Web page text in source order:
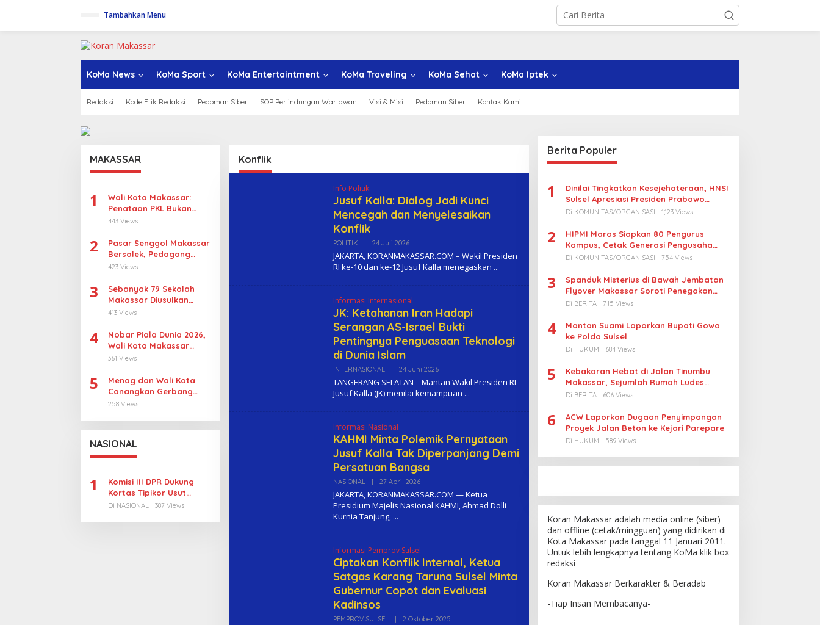
Tambahkan Menu
KoMa News KoMa Sport KoMa Entertaintment KoMa Traveling KoMa Sehat KoMa Iptek
Redaksi Kode Etik Redaksi Pedoman Siber SOP Perlindungan Wartawan Visi & Misi Pedoman Siber Kontak Kami
MAKASSAR
1
Wali Kota Makassar:
Penataan PKL Bukan
Penggusuran
443 Views
2
Pasar Senggol Makassar
Bersolek, Pedagang
Gotong Royong
423 Views
3
Sebanyak 79 Sekolah
Makassar Diusulkan
Revitalisasi, Pulau
Prioritas
413 Views
4
Nobar Piala Dunia 2026,
Wali Kota Makassar
Dorong UMKM Tumbuh di
361 Views
5
Menag dan Wali Kota
Canangkan Gerbang
Moderasi di Makassar
258 Views
NASIONAL
1
Komisi III DPR Dukung
Kortas Tipikor Usut
Tuntas Dugaan Korupsi
Di NASIONAL 387 Views
Konflik
Info Politik
Jusuf Kalla: Dialog Jadi Kunci
Mencegah dan Menyelesaikan
Konflik
POLITIK | 24 Juli 2026O
E
H
O
A
JAKARTA, KORANMAKASSAR.COM – Wakil Presiden
RI ke-10 dan ke-12 Jusuf Kalla menegaskan
Informasi Internasional
JK: Ketahanan Iran Hadapi
Serangan AS-Israel Bukti
Pentingnya Penguasaan Teknologi
di Dunia Islam
INTERNASIONAL | 24 Juni 2026O
E
H
O
TANGERANG SELATAN – Mantan Wakil Presiden RI
Jusuf Kalla (JK) menilai kemampuan
Informasi Nasional
KAHMI Minta Polemik Pernyataan
Jusuf Kalla Tak Diperpanjang Demi
Persatuan Bangsa
NASIONAL | 27 April 2026O
E
H
JAKARTA, KORANMAKASSAR.COM — Ketua
Presidium Majelis Nasional KAHMI, Ahmad Dolli
Kurnia Tanjung,
Informasi Pemprov Sulsel
Ciptakan Konflik Internal, Ketua
Satgas Karang Taruna Sulsel Minta
Gubernur Copot dan Evaluasi
Kadinsos
PEMPROV SULSEL | 2 Oktober 2025
Berita Populer
1
Dinilai Tingkatkan Kesejehateraan, HNSI
Sulsel Apresiasi Presiden Prabowo
Turunkan Harga BBM Nelayan
Di KOMUNITAS/ORGANISASI 1,123 Views
2
HIPMI Maros Siapkan 80 Pengurus
Kampus, Cetak Generasi Pengusaha
Muda
Di KOMUNITAS/ORGANISASI 754 Views
3
Spanduk Misterius di Bawah Jembatan
Flyover Makassar Soroti Penegakan
Hukum Kasus Korupsi
Di BERITA 715 Views
4
Mantan Suami Laporkan Bupati Gowa
ke Polda Sulsel
Di HUKUM 684 Views
5
Kebakaran Hebat di Jalan Tinumbu
Makassar, Sejumlah Rumah Ludes
Terbakar, Penyebab Masih Diselidiki
Di BERITA 606 Views
6
ACW Laporkan Dugaan Penyimpangan
Proyek Jalan Beton ke Kejari Parepare
Di HUKUM 589 Views
Koran Makassar adalah media online (siber)
dan offline (cetak/mingguan) yang didirikan di
Kota Makassar pada tanggal 11 Januari 2011.
Untuk lebih lengkapnya tentang KoMa klik box
redaksi
Koran Makassar Berkarakter & Beradab
-Tiap Insan Membacanya-